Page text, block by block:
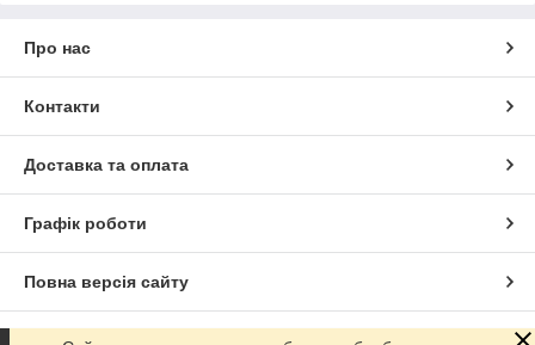
Про нас
Контакти
Доставка та оплата
Графік роботи
Повна версія сайту
Сайт створено на маркетплейсі Prom.ua